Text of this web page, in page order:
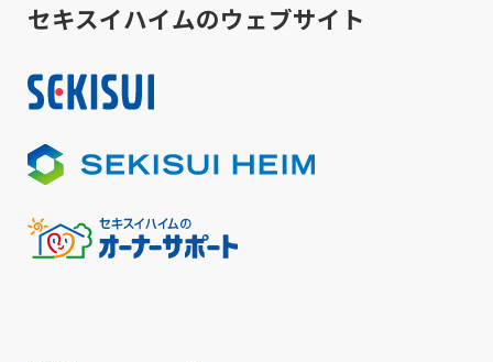
セキスイハイムのウェブサイト